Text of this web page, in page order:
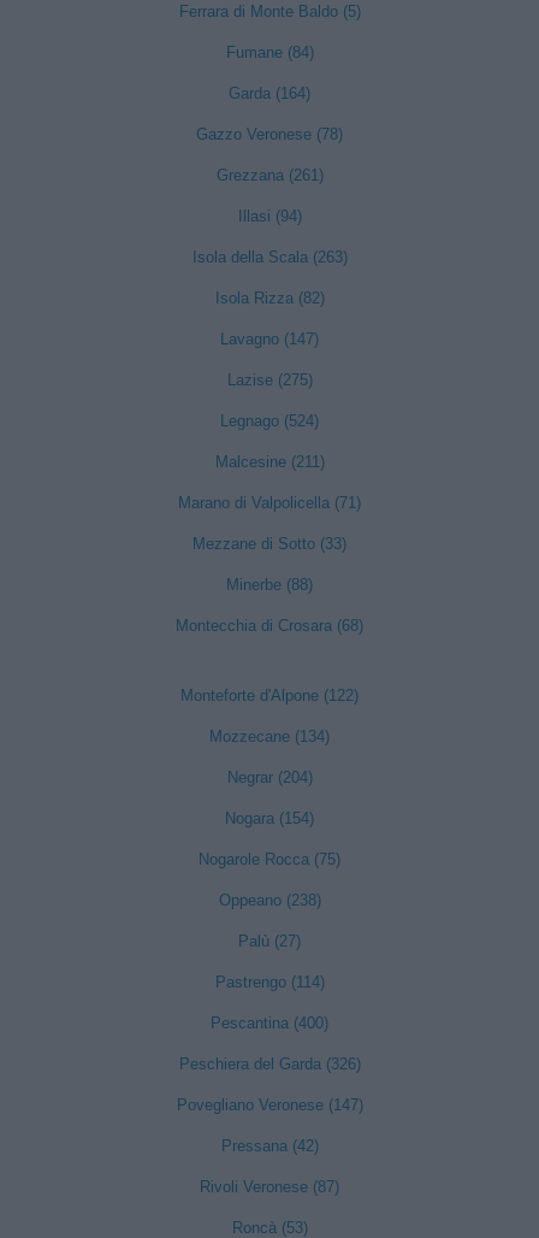
Ferrara di Monte Baldo (5)
Fumane (84)
Garda (164)
Gazzo Veronese (78)
Grezzana (261)
Illasi (94)
Isola della Scala (263)
Isola Rizza (82)
Lavagno (147)
Lazise (275)
Legnago (524)
Malcesine (211)
Marano di Valpolicella (71)
Mezzane di Sotto (33)
Minerbe (88)
Montecchia di Crosara (68)
Monteforte d'Alpone (122)
Mozzecane (134)
Negrar (204)
Nogara (154)
Nogarole Rocca (75)
Oppeano (238)
Palù (27)
Pastrengo (114)
Pescantina (400)
Peschiera del Garda (326)
Povegliano Veronese (147)
Pressana (42)
Rivoli Veronese (87)
Roncà (53)